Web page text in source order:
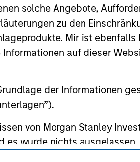
solche Angebote,
zu den
Mir ist
auf dieser
der Informationen
von Morgan Stanley
wurde nichts
und seine verbundenen